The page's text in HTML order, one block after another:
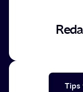
Tips